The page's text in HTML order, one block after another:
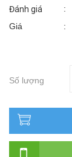
Đánh giá
:
Giá
:
Số lượng